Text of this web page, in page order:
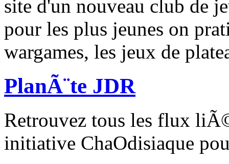
site d'un nouveau club de
pour les plus jeunes on
wargames, les jeux de
PlanÃ¨te JDR
Retrouvez tous les flux
initiative ChaOdisiaque